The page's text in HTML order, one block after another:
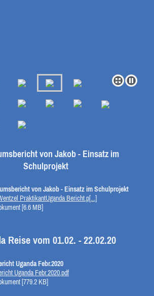
von Jakob - Einsatz im
Schulprojekt
von Jakob - Einsatz im Schulprojekt
PraktikantUganda Bericht.p[...]
[6.6 MB]
Reise vom 01.02. - 22.02.20
Uganda Febr.2020
Uganda Febr.2020.pdf
[779.2 KB]